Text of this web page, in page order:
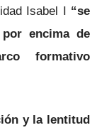
Isabel I “se
encima de
formativo
y la lentitud